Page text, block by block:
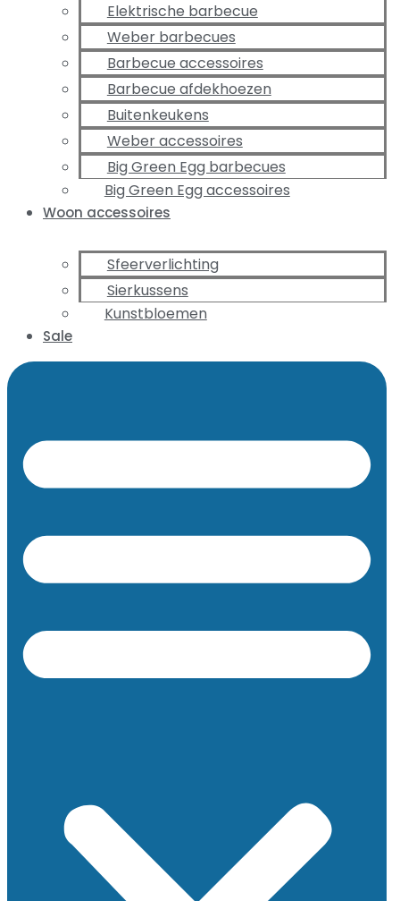
Elektrische barbecue
Weber barbecues
Barbecue accessoires
Barbecue afdekhoezen
Buitenkeukens
Weber accessoires
Big Green Egg barbecues
Big Green Egg accessoires
Woon accessoires
Sfeerverlichting
Sierkussens
Kunstbloemen
Sale